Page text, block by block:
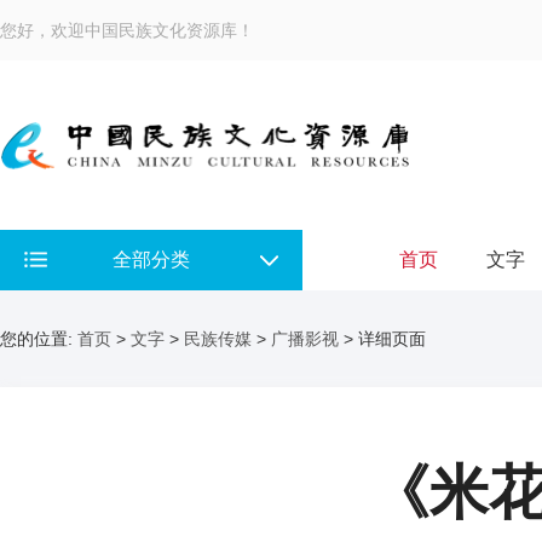
您好，欢迎中国民族文化资源库！
全部分类 首页 文字
您的位置: 首页 > 文字 > 民族传媒 > 广播影视 > 详细页面
《米